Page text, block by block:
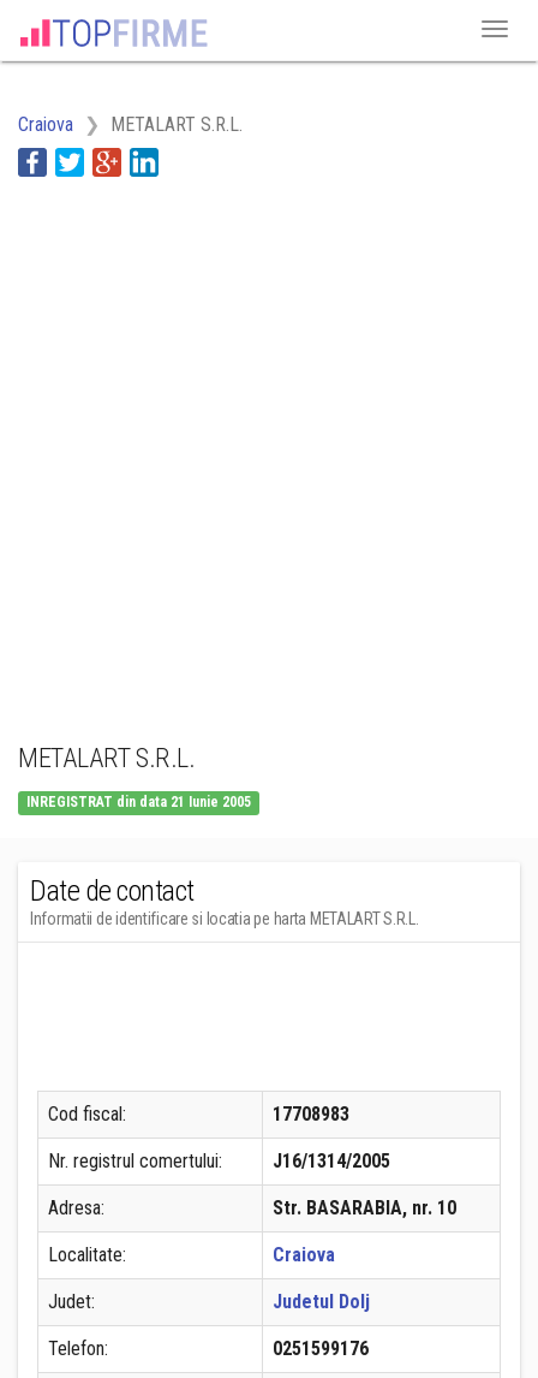
Craiova METALART S.R.L.
METALART S.R.L.
INREGISTRAT din data 21 Iunie 2005
Date de contact
Informatii de identificare si locatia pe harta METALART S.R.L.
Cod fiscal: 17708983
Nr. registrul comertului: J16/1314/2005
Adresa: Str. BASARABIA, nr. 10
Localitate: Craiova
Judet: Judetul Dolj
Telefon: 0251599176